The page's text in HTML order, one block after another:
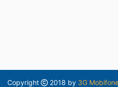
Copyright 2018 by 3G